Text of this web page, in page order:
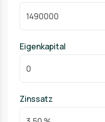
Eigenkapital
Zinssatz